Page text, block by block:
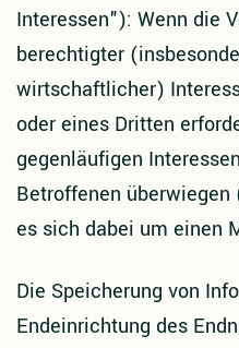
Interessen"): Wenn die
berechtigter
wirtschaftlicher)
oder eines Dritten
gegenläufigen
Betroffenen überwiegen
es sich dabei um einen
Die Speicherung von
Endeinrichtung des